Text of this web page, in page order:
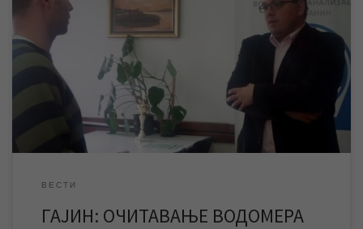
У уторак 01.марта почело је прво редовно очитавање
водомера корисника у Зрењанину и 8 насељених места:
Ченти, Банатском Деспотовцу, Книћанину, Томашевцу,
Ботошу, Белом Блату, Елемиру и Меленцима, о чему смо већ
писали. Када ће екипе бити на терену, како и на који начин
корисници могу да пријаве стање својих водомера и […]
ВЕСТИ
ГАЈИН: ОЧИТАВАЊЕ ВОДОМЕРА